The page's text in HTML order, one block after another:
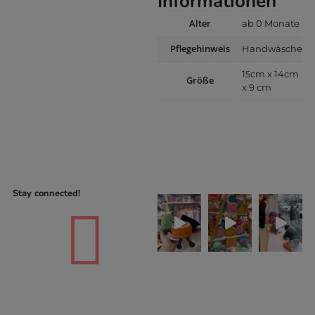
Alter ab 0 Monate
Pflegehinweis Handwäsche
Größe
15cm x 14cm
x 9 cm
Stay connected!
